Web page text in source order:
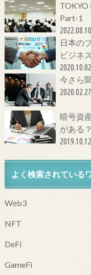
TOKYO
Part-1
2022.08.10
日本の
ビジネ
2020.10.02
今さら
2020.02.27
暗号資
がある
2019.10.12
よく検索されている
Web3
NFT
DeFi
GameFi